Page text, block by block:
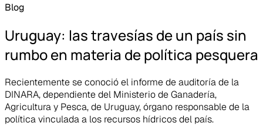
Blog
Uruguay: las travesías de un país sin
rumbo en materia de política pesquera
Recientemente se conoció el informe de auditoría de la
DINARA, dependiente del Ministerio de Ganadería,
Agricultura y Pesca, de Uruguay, órgano responsable de la
política vinculada a los recursos hídricos del país.